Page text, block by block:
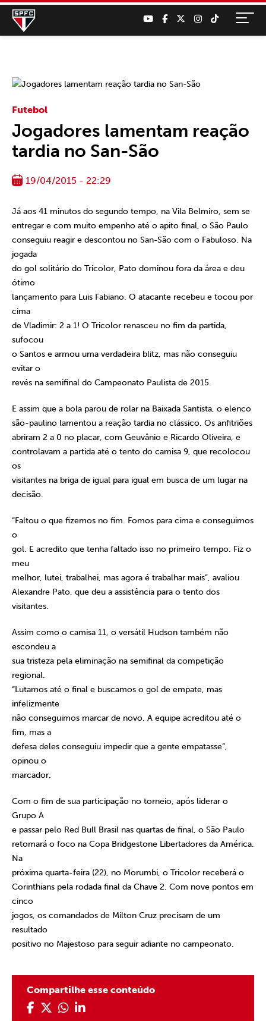
Futebol
Jogadores lamentam reação
tardia no San-São
19/04/2015 - 22:29
Já aos 41 minutos do segundo tempo, na Vila Belmiro, sem se
entregar e com muito empenho até o apito final, o São Paulo
conseguiu reagir e descontou no San-São com o Fabuloso. Na
jogada
do gol solitário do Tricolor, Pato dominou fora da área e deu
ótimo
lançamento para Luis Fabiano. O atacante recebeu e tocou por
cima
de Vladimir: 2 a 1! O Tricolor renasceu no fim da partida,
sufocou
o Santos e armou uma verdadeira blitz, mas não conseguiu
evitar o
revés na semifinal do Campeonato Paulista de 2015.
E assim que a bola parou de rolar na Baixada Santista, o elenco
são-paulino lamentou a reação tardia no clássico. Os anfitriões
abriram 2 a 0 no placar, com Geuvânio e Ricardo Oliveira, e
controlavam a partida até o tento do camisa 9, que recolocou
os
visitantes na briga de igual para igual em busca de um lugar na
decisão.
“Faltou o que fizemos no fim. Fomos para cima e conseguimos
o
gol. E acredito que tenha faltado isso no primeiro tempo. Fiz o
meu
melhor, lutei, trabalhei, mas agora é trabalhar mais”, avaliou
Alexandre Pato, que deu a assistência para o tento dos
visitantes.
Assim como o camisa 11, o versátil Hudson também não
escondeu a
sua tristeza pela eliminação na semifinal da competição
regional.
“Lutamos até o final e buscamos o gol de empate, mas
infelizmente
não conseguimos marcar de novo. A equipe acreditou até o
fim, mas a
defesa deles conseguiu impedir que a gente empatasse”,
opinou o
marcador.
Com o fim de sua participação no torneio, após liderar o
Grupo A
e passar pelo Red Bull Brasil nas quartas de final, o São Paulo
retomará o foco na Copa Bridgestone Libertadores da América.
Na
próxima quarta-feira (22), no Morumbi, o Tricolor receberá o
Corinthians pela rodada final da Chave 2. Com nove pontos em
cinco
jogos, os comandados de Milton Cruz precisam de um
resultado
positivo no Majestoso para seguir adiante no campeonato.
Compartilhe esse conteúdo